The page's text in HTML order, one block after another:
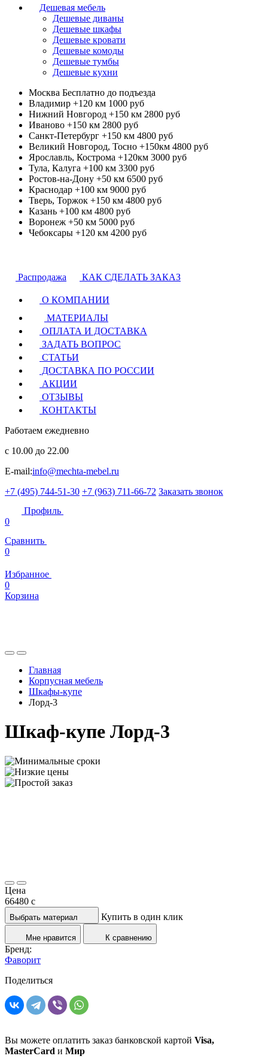
Дешевая мебель
Дешевые диваны
Дешевые шкафы
Дешевые кровати
Дешевые комоды
Дешевые тумбы
Дешевые кухни
Москва Бесплатно до подъезда
Владимир +120 км 1000 руб
Нижний Новгород +150 км 2800 руб
Иваново +150 км 2800 руб
Санкт-Петербург +150 км 4800 руб
Великий Новгород, Тосно +150км 4800 руб
Ярославль, Кострома +120км 3000 руб
Тула, Калуга +100 км 3300 руб
Ростов-на-Дону +50 км 6500 руб
Краснодар +100 км 9000 руб
Тверь, Торжок +150 км 4800 руб
Казань +100 км 4800 руб
Воронеж +50 км 5000 руб
Чебоксары +120 км 4200 руб
Распродажа КАК СДЕЛАТЬ ЗАКАЗ
О КОМПАНИИ
МАТЕРИАЛЫ
ОПЛАТА И ДОСТАВКА
ЗАДАТЬ ВОПРОС
СТАТЬИ
ДОСТАВКА ПО РОССИИ
АКЦИИ
ОТЗЫВЫ
КОНТАКТЫ
Работаем ежедневно
с 10.00 до 22.00
E-mail:info@mechta-mebel.ru
+7 (495) 744-51-30 +7 (963) 711-66-72 Заказать звонок
Профиль
0
Сравнить
0
Избранное
0
Корзина
Главная
Корпусная мебель
Шкафы-купе
Лорд-3
Шкаф-купе Лорд-3
Цена
66480 c
Выбрать материал Купить в один клик
Мне нравится К сравнению
Бренд:
Фаворит
Поделиться
Вы можете оплатить заказ банковской картой Visa,
MasterCard и Мир